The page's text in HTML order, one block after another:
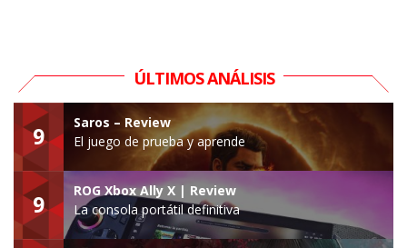
ÚLTIMOS ANÁLISIS
9
Saros – Review
El juego de prueba y aprende
9
ROG Xbox Ally X | Review
La consola portátil definitiva